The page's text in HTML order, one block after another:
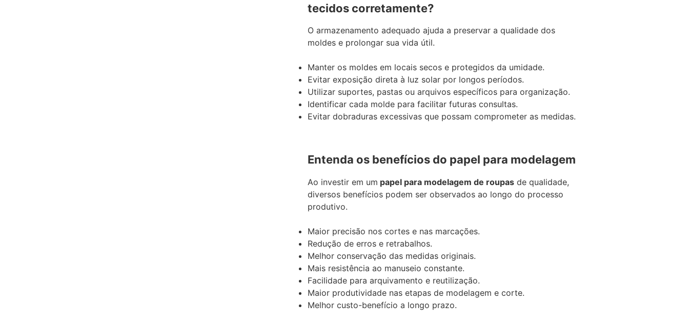
tecidos corretamente?
O armazenamento adequado ajuda a preservar a qualidade dos
moldes e prolongar sua vida útil.
Manter os moldes em locais secos e protegidos da umidade.
Evitar exposição direta à luz solar por longos períodos.
Utilizar suportes, pastas ou arquivos específicos para organização.
Identificar cada molde para facilitar futuras consultas.
Evitar dobraduras excessivas que possam comprometer as medidas.
Entenda os benefícios do papel para modelagem
Ao investir em um papel para modelagem de roupasde qualidade,
diversos benefícios podem ser observados ao longo do processo
produtivo.
Maior precisão nos cortes e nas marcações.
Redução de erros e retrabalhos.
Melhor conservação das medidas originais.
Mais resistência ao manuseio constante.
Facilidade para arquivamento e reutilização.
Maior produtividade nas etapas de modelagem e corte.
Melhor custo-benefício a longo prazo.